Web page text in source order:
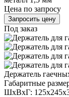
Цена по запросу
Запросить цену
Под заказ
Держатель
Габаритные
ШхВхГ: